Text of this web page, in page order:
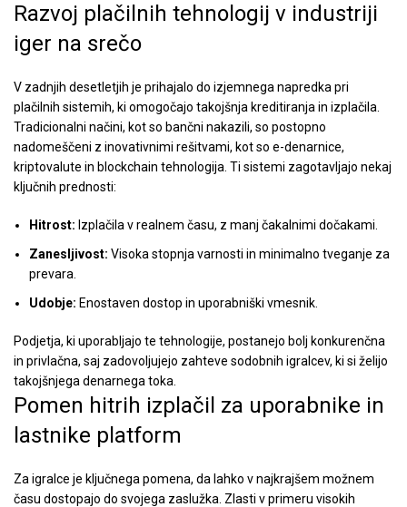
Razvoj plačilnih tehnologij v industriji
iger na srečo
V zadnjih desetletjih je prihajalo do izjemnega napredka pri
plačilnih sistemih, ki omogočajo takojšnja kreditiranja in izplačila.
Tradicionalni načini, kot so bančni nakazili, so postopno
nadomeščeni z inovativnimi rešitvami, kot so e-denarnice,
kriptovalute in blockchain tehnologija. Ti sistemi zagotavljajo nekaj
ključnih prednosti:
Hitrost: Izplačila v realnem času, z manj čakalnimi dočakami.
Zanesljivost: Visoka stopnja varnosti in minimalno tveganje za
prevara.
Udobje: Enostaven dostop in uporabniški vmesnik.
Podjetja, ki uporabljajo te tehnologije, postanejo bolj konkurenčna
in privlačna, saj zadovoljujejo zahteve sodobnih igralcev, ki si želijo
takojšnjega denarnega toka.
Pomen hitrih izplačil za uporabnike in
lastnike platform
Za igralce je ključnega pomena, da lahko v najkrajšem možnem
času dostopajo do svojega zaslužka. Zlasti v primeru visokih